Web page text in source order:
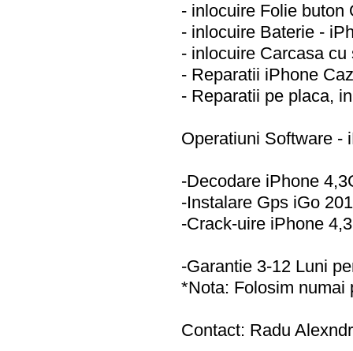
- inlocuire Folie buton
- inlocuire Baterie -
- inlocuire Carcasa cu
- Reparatii iPhone
- Reparatii pe placa,
Operatiuni Software -
-Decodare iPhone
-Instalare Gps iGo
-Crack-uire iPhone
-Garantie 3-12 Luni
*Nota: Folosim numai
Contact: Radu